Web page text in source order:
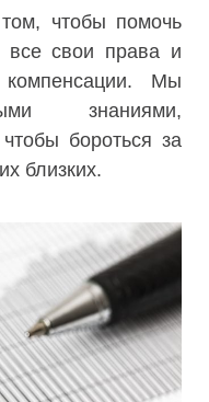
чтобы помочь
все свои права и
Мы
знаниями,
бороться за
близких.